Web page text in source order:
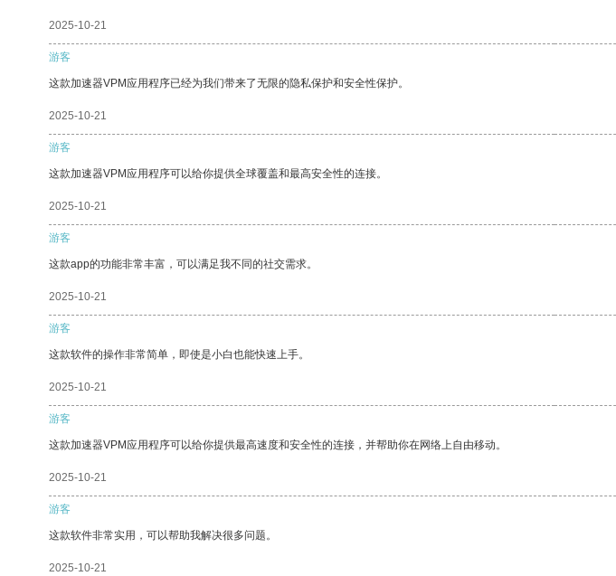
2025-10-21
游客
这款加速器VPM应用程序已经为我们带来了无限的隐私保护和安全性保护。
2025-10-21
游客
这款加速器VPM应用程序可以给你提供全球覆盖和最高安全性的连接。
2025-10-21
游客
这款app的功能非常丰富，可以满足我不同的社交需求。
2025-10-21
游客
这款软件的操作非常简单，即使是小白也能快速上手。
2025-10-21
游客
这款加速器VPM应用程序可以给你提供最高速度和安全性的连接，并帮助你在网络上自由移动。
2025-10-21
游客
这款软件非常实用，可以帮助我解决很多问题。
2025-10-21